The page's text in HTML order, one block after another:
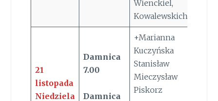
Wienckiel,
Kowalewskich
21
listopada
Niedziela
Damnica
7.00
Damnica
+Marianna
Kuczyńska
Stanisław
Mieczysław
Piskorz